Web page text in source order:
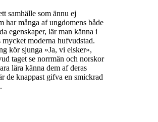
samhälle som ännu ej
har många af ungdomens både
egenskaper, lär man känna i
moderna hufvudstad.
kör sjunga »Ja, vi elsker»,
taget se norrmän och norskor
lära känna dem af deras
de knappast gifva en smickrad